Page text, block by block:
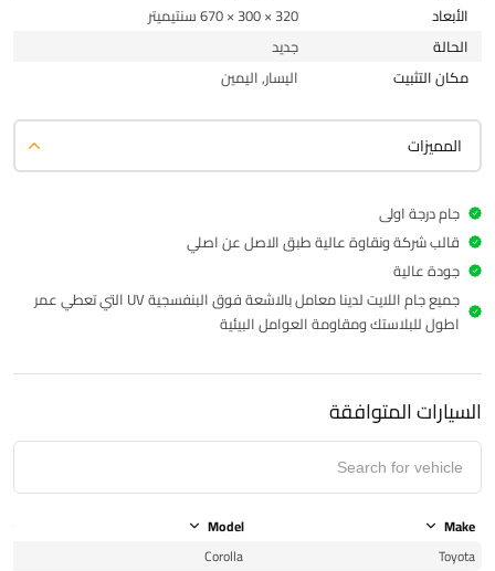
الأبعاد
320 × 300 × 670 سنتيميتر
الحالة
جديد
مكان التثبيت
اليسار, اليمين
المميزات
جام درجة اولى
قالب شركة ونقاوة عالية طبق الاصل عن اصلي
جودة عالية
جميع جام اللايت لدينا معامل بالاشعة فوق البنفسجية UV التي تعطي عمر
اطول للبلاستك ومقاومة العوامل البيئية
السيارات المتوافقة
Make
Model
Toyota
Corolla